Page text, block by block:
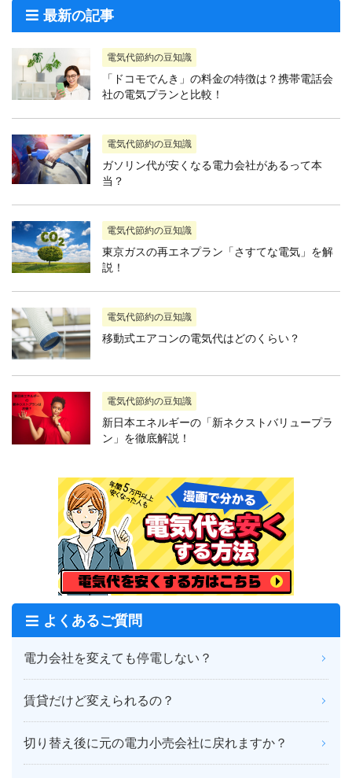
最新の記事
電気代節約の豆知識
「ドコモでんき」の料金の特徴は？携帯電話会
社の電気プランと比較！
電気代節約の豆知識
ガソリン代が安くなる電力会社があるって本
当？
電気代節約の豆知識
東京ガスの再エネプラン「さすてな電気」を解
説！
電気代節約の豆知識
移動式エアコンの電気代はどのくらい？
電気代節約の豆知識
新日本エネルギーの「新ネクストバリュープラ
ン」を徹底解説！
よくあるご質問
電力会社を変えても停電しない？
賃貸だけど変えられるの？
切り替え後に元の電力小売会社に戻れますか？